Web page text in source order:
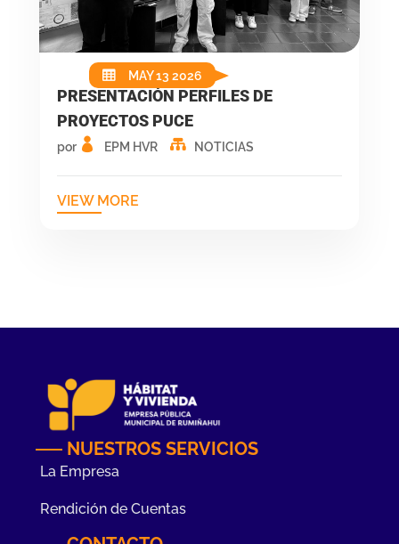
PRESENTACIÓN PERFILES DE
PROYECTOS PUCE
por EPM HVR
MAY 13 2026
NOTICIAS
VIEW MORE
NUESTROS SERVICIOS
La Empresa
Rendición de Cuentas